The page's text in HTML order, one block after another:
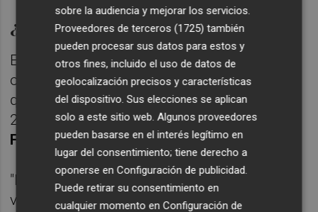
¿Otra vez al Real Madrid?
El presidente de AVE no descarta, incluso,
optar a la presidencia del Real Madrid, club
que ya presidió durante una corta etapa en
2009 antes de la llegada a la presidencia de
Florentino Pérez.
"Me lo pasé tan bien que no me importaría
volver", aseguró, para recordar una etapa
sobre la audiencia y mejorar los servicios.
Proveedores de terceros (1725) también
pueden procesar sus datos para estos y
otros fines, incluido el uso de datos de
geolocalización precisos y características
del dispositivo. Sus elecciones se aplican
solo a este sitio web. Algunos proveedores
pueden basarse en el interés legítimo en
lugar del consentimiento; tiene derecho a
oponerse enConfiguración de publicidad
Puede retirar su consentimiento en
cualquier momento enConfiguración de